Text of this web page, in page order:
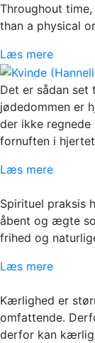
Throughout
than a physical
Læs mere
Det er sådan
jødedommen er
der ikke
fornuften i
Læs mere
Spirituel praksis
åbent og ægte
frihed og
Læs mere
Kærlighed er
omfattende.
derfor kan